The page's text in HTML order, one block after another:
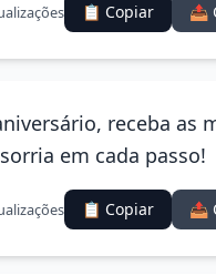
📋 Copiar 📤
receba as
em cada passo!
📋 Copiar 📤